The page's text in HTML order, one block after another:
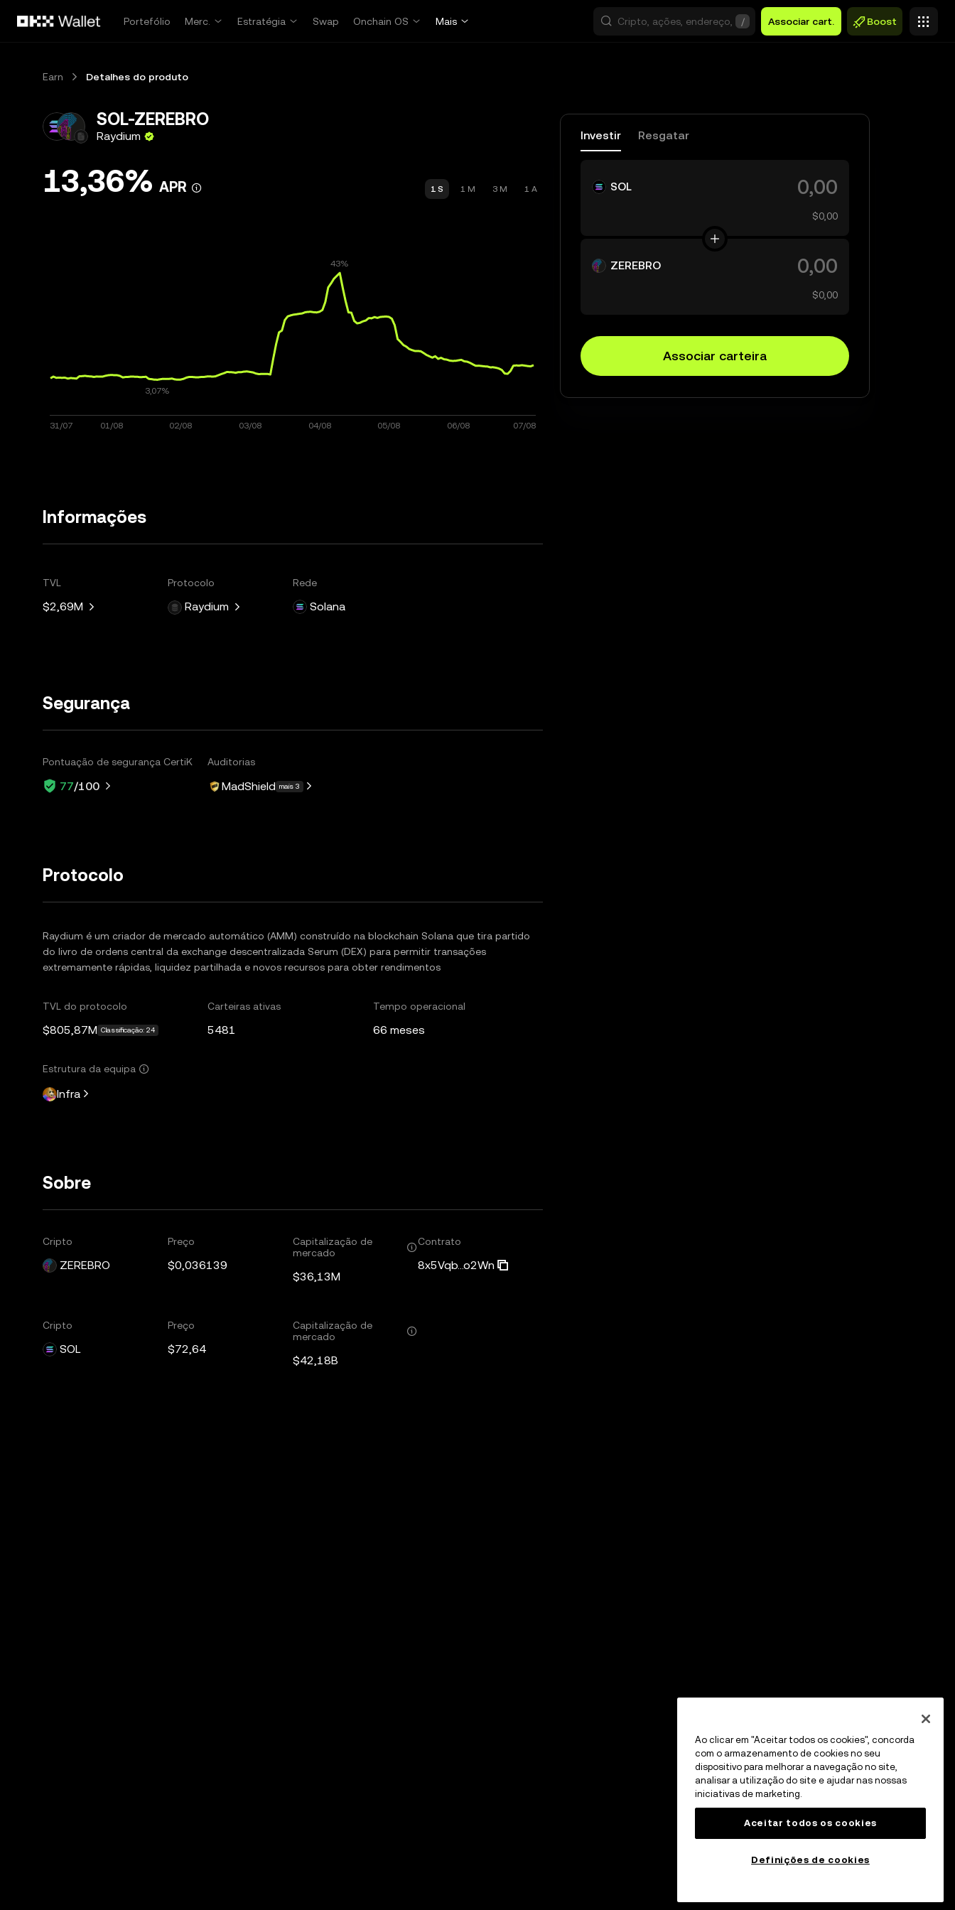
Portefólio
Merc. Estratégia Swap Onchain OS Mais / Associar cart. Boost
Earn Detalhes do produto
SOL-ZEREBRO
Raydium
13,36% APR 1 S 1 M 3 M 1 A
Informações
TVL
$2,69M
Protocolo
Raydium
Rede
Solana
Segurança
Pontuação de segurança CertiK
77/100
Auditorias
MadShield mais 3
Protocolo
Raydium é um criador de mercado automático (AMM) construído na blockchain Solana que tira partido
do livro de ordens central da exchange descentralizada Serum (DEX) para permitir transações
extremamente rápidas, liquidez partilhada e novos recursos para obter rendimentos
TVL do protocolo
$805,87M Classificação: 24
Carteiras ativas
5481
Tempo operacional
66 meses
Estrutura da equipa
Infra
Sobre
Cripto
ZEREBRO
Preço
$0,036139
Capitalização de
mercado
$36,13M
Contrato
8x5Vqb...o2Wn
Cripto
SOL
Preço
$72,64
Capitalização de
mercado
$42,18B
Investir Resgatar
SOL
$0,00
ZEREBRO
$0,00
Associar carteira
Ao clicar em "Aceitar todos os cookies", concorda
com o armazenamento de cookies no seu
dispositivo para melhorar a navegação no site,
analisar a utilização do site e ajudar nas nossas
iniciativas de marketing.
Aceitar todos os cookies
Definições de cookies